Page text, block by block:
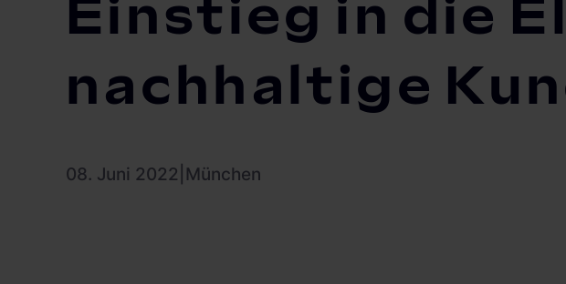
Einstieg in die
nachhaltige
08. Juni 2022 München